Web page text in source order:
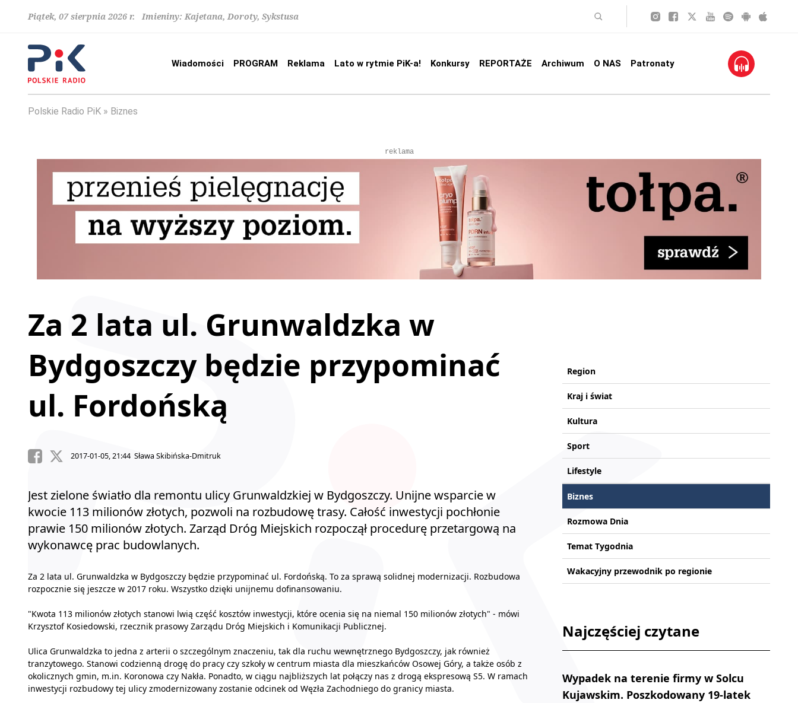
Piątek, 07 sierpnia 2026 r. Imieniny: Kajetana, Doroty, Sykstusa
Wiadomości PROGRAM Reklama Lato w rytmie PiK-a! Konkursy REPORTAŻE Archiwum O NAS Patronaty
Polskie Radio PiK Biznes
reklama
Za 2 lata ul. Grunwaldzka w
Bydgoszczy będzie przypominać
ul. Fordońską
2017-01-05, 21:44 Sława Skibińska-Dmitruk
Jest zielone światło dla remontu ulicy Grunwaldzkiej w Bydgoszczy. Unijne wsparcie w
kwocie 113 milionów złotych, pozwoli na rozbudowę trasy. Całość inwestycji pochłonie
prawie 150 milionów złotych. Zarząd Dróg Miejskich rozpoczął procedurę przetargową na
wykonawcę prac budowlanych.
Za 2 lata ul. Grunwaldzka w Bydgoszczy będzie przypominać ul. Fordońską. To za sprawą solidnej modernizacji. Rozbudowa
rozpocznie się jeszcze w 2017 roku. Wszystko dzięki unijnemu dofinansowaniu.
"Kwota 113 milionów złotych stanowi lwią część kosztów inwestycji, które ocenia się na niemal 150 milionów złotych" - mówi
Krzysztof Kosiedowski, rzecznik prasowy Zarządu Dróg Miejskich i Komunikacji Publicznej.
Ulica Grunwaldzka to jedna z arterii o szczególnym znaczeniu, tak dla ruchu wewnętrznego Bydgoszczy, jak również
tranzytowego. Stanowi codzienną drogę do pracy czy szkoły w centrum miasta dla mieszkańców Osowej Góry, a także osób z
okolicznych gmin, m.in. Koronowa czy Nakła. Ponadto, w ciągu najbliższych lat połączy nas z drogą ekspresową S5. W ramach
inwestycji rozbudowy tej ulicy zmodernizowany zostanie odcinek od Węzła Zachodniego do granicy miasta.
Region
Kraj i świat
Kultura
Sport
Lifestyle
Biznes
Rozmowa Dnia
Temat Tygodnia
Wakacyjny przewodnik po regionie
Najczęściej czytane
Wypadek na terenie firmy w Solcu
Kujawskim. Poszkodowany 19-latek